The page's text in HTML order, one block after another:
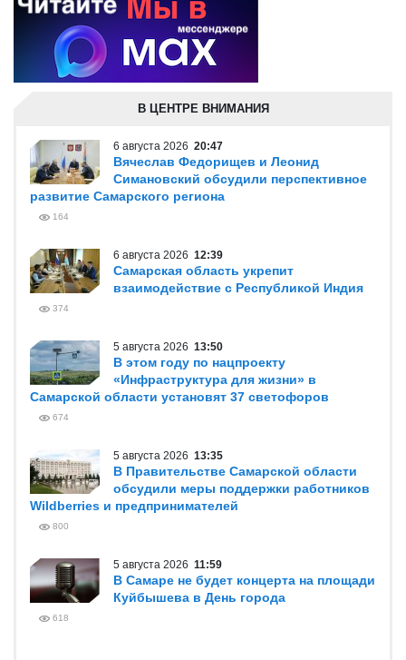
В ЦЕНТРЕ ВНИМАНИЯ
6 августа 2026 20:47
Вячеслав Федорищев и Леонид
Симановский обсудили перспективное
развитие Самарского региона
164
6 августа 2026 12:39
Самарская область укрепит
взаимодействие с Республикой Индия
374
5 августа 2026 13:50
В этом году по нацпроекту
«Инфраструктура для жизни» в
Самарской области установят 37 светофоров
674
5 августа 2026 13:35
В Правительстве Самарской области
обсудили меры поддержки работников
Wildberries и предпринимателей
800
5 августа 2026 11:59
В Самаре не будет концерта на площади
Куйбышева в День города
618